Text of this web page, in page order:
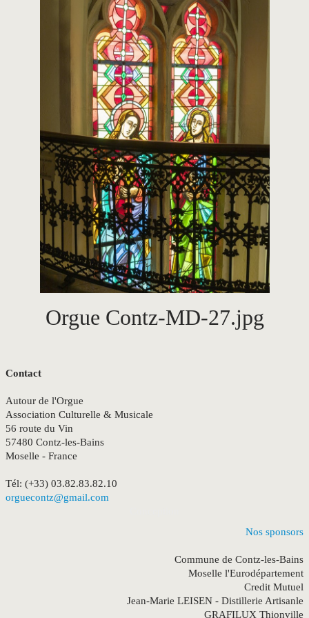
Orgue Contz-MD-27.jpg
Contact
Autour de l'Orgue
Association Culturelle & Musicale
56 route du Vin
57480 Contz-les-Bains
Moselle - France
Tél: (+33) 03.82.83.82.10
orguecontz@gmail.com
Nos sponsors
Commune de Contz-les-Bains
Moselle l'Eurodépartement
Credit Mutuel
Jean-Marie LEISEN - Distillerie Artisanle
GRAFILUX Thionville